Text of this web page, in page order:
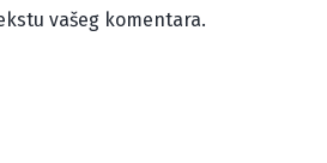
vašeg komentara.